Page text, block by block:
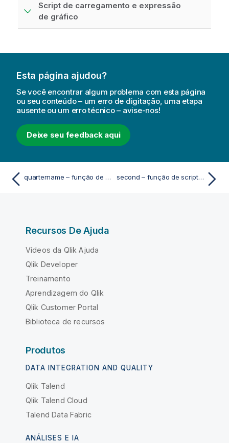
Script de carregamento e expressão
de gráfico
Esta página ajudou?
Se você encontrar algum problema com esta página
ou seu conteúdo – um erro de digitação, uma etapa
ausente ou um erro técnico – avise-nos!
Deixe seu feedback aqui
quartername – função de script e gráfico second – função de script e gráfico
Recursos De Ajuda
Vídeos da Qlik Ajuda
Qlik Developer
Treinamento
Aprendizagem do Qlik
Qlik Customer Portal
Biblioteca de recursos
Produtos
DATA INTEGRATION AND QUALITY
Qlik Talend
Qlik Talend Cloud
Talend Data Fabric
ANÁLISES E IA